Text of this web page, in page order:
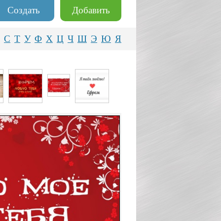
Добавить
Создать
С Т У Ф Х Ц Ч Ш Э Ю Я